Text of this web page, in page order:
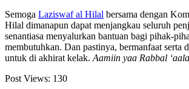
Semoga Laziswaf al Hilal bersama dengan
Hilal dimanapun dapat menjangkau seluruh
senantiasa menyalurkan bantuan bagi pihak-
membutuhkan. Dan pastinya, bermanfaat serta
untuk di akhirat kelak. Aamiin yaa Rabbal
Post Views: 130